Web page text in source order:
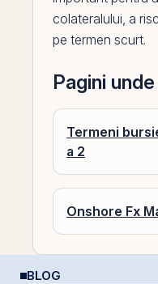
colateralului, a
pe termen scurt.
Pagini
Termeni
a 2
Onshore Fx
BLOG